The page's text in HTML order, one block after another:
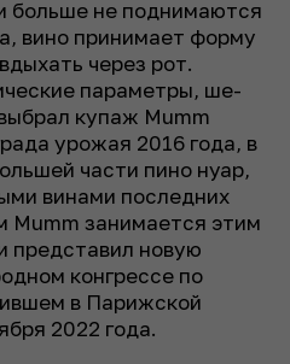
больше не поднимаются
вино принимает форму
через рот.
параметры, ше-
купаж Mumm
урожая 2016 года, в
части пино нуар,
винами последних
Mumm занимается этим
представил новую
конгрессе по
в Парижской
2022 года.